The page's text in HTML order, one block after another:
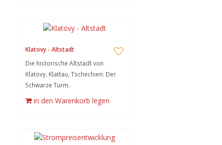
Klatovy - Altstadt
Die historische Altstadt von
Klatovy, Klattau, Tschechien: Der
Schwarze Turm.
in den Warenkorb legen